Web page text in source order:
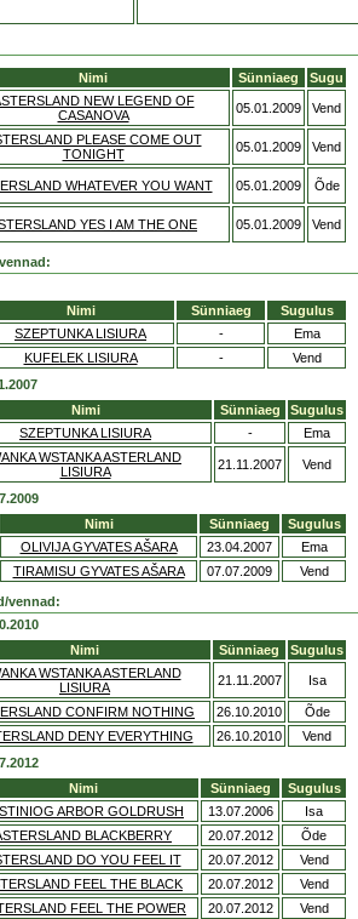
Nimi Sünniaeg
Sugu
NEW LEGEND OF
CASANOVA
05.01.2009 Vend
PLEASE COME OUT
TONIGHT
05.01.2009 Vend
WHATEVER YOU WANT 05.01.2009 Õde
YES I AM THE ONE 05.01.2009 Vend
Nimi Sünniaeg
Sugulus
SZEPTUNKA LISIURA -
Ema
KUFELEK LISIURA -
Vend
Nimi Sünniaeg
Sugulus
SZEPTUNKA LISIURA -
Ema
WSTANKA ASTERLAND
LISIURA
21.11.2007 Vend
Nimi Sünniaeg
Sugulus
OLIVIJA GYVATES AŠARA 23.04.2007
Ema
TIRAMISU GYVATES AŠARA 07.07.2009 Vend
vennad:
Nimi Sünniaeg
Sugulus
WSTANKA ASTERLAND
LISIURA
21.11.2007 Isa
CONFIRM NOTHING 26.10.2010
Õde
DENY EVERYTHING 26.10.2010
Vend
Nimi Sünniaeg
Sugulus
ARBOR GOLDRUSH 13.07.2006
Isa
BLACKBERRY 20.07.2012
Õde
DO YOU FEEL IT 20.07.2012
Vend
FEEL THE BLACK 20.07.2012
Vend
FEEL THE POWER 20.07.2012 Vend